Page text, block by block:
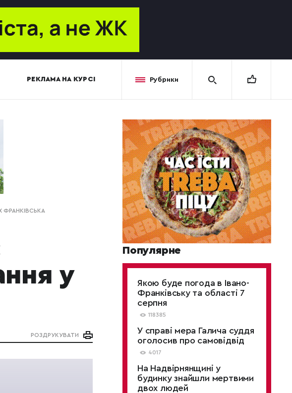
РЕКЛАМА НА КУРСІ Рубрики
ФРАНКІВСЬКА
у
РОЗДРУКУВАТИ
Популярне
Якою буде погода в Івано-
Франківську та області 7
серпня
118385
У справі мера Галича суддя
оголосив про самовідвід
4017
На Надвірнянщині у
будинку знайшли мертвими
двох людей